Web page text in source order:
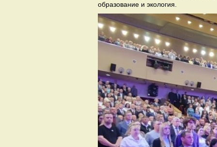
образование и экология.